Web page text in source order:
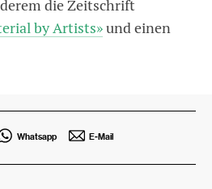
die Zeitschrift
by Artists»und einen
Whatsapp E-Mail